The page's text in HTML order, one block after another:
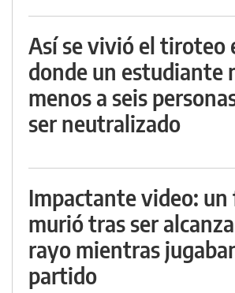
Así se vivió el tiroteo
donde un estudiante
menos a seis
ser neutralizado
Impactante video:
murió tras ser
rayo mientras
partido